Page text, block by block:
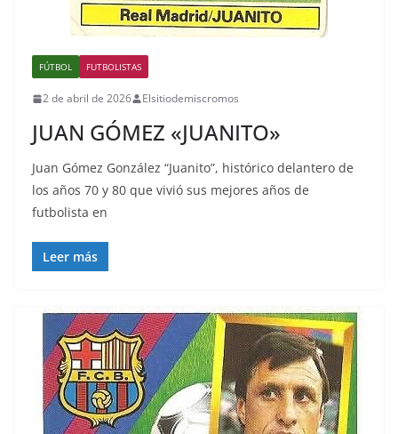
FÚTBOL FUTBOLISTAS
2 de abril de 2026 Elsitiodemiscromos
JUAN GÓMEZ «JUANITO»
Juan Gómez González “Juanito”, histórico delantero de
los años 70 y 80 que vivió sus mejores años de
futbolista en
Leer más